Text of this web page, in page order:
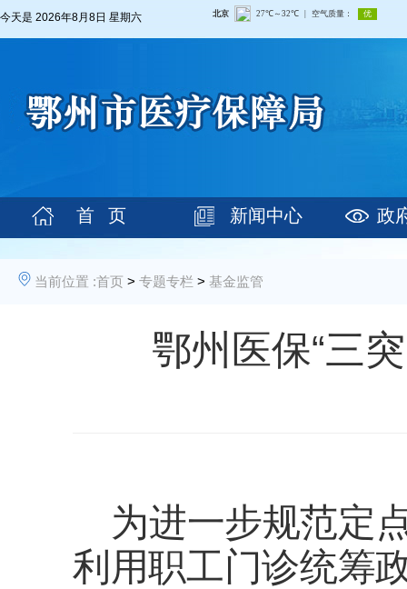
今天是 2026年8月8日 星期六
首 页 新闻中心 政
当前位置 :首页 > 专题专栏 > 基金监管
鄂州医保“三
为进一步规范定
利用职工门诊统筹